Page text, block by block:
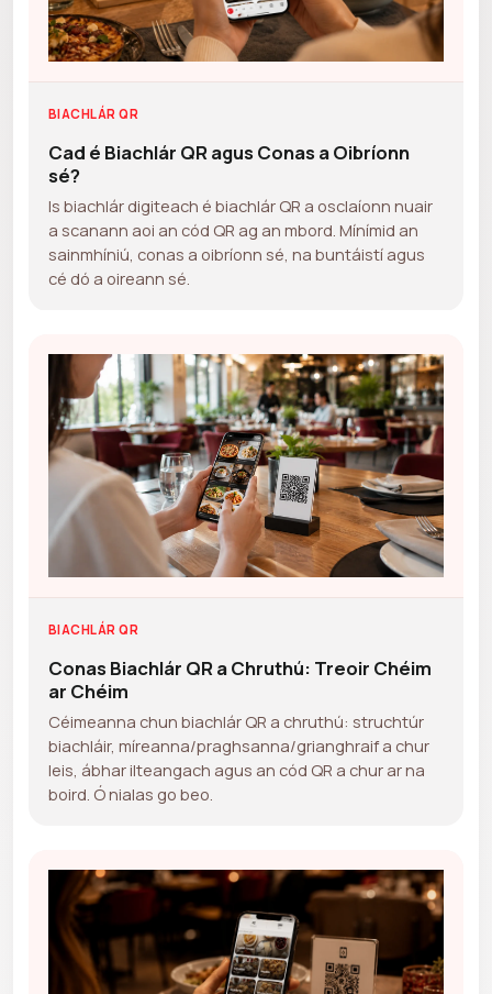
BIACHLÁR QR
Cad é Biachlár QR agus Conas a Oibríonn
sé?
Is biachlár digiteach é biachlár QR a osclaíonn nuair
a scanann aoi an cód QR ag an mbord. Mínímid an
sainmhíniú, conas a oibríonn sé, na buntáistí agus
cé dó a oireann sé.
BIACHLÁR QR
Conas Biachlár QR a Chruthú: Treoir Chéim
ar Chéim
Céimeanna chun biachlár QR a chruthú: struchtúr
biachláir, míreanna/praghsanna/grianghraif a chur
leis, ábhar ilteangach agus an cód QR a chur ar na
boird. Ó nialas go beo.